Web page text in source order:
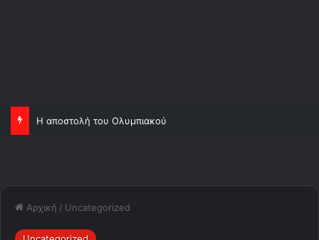
Η αποστολή του Ολυμπιακού
Αρχική / Uncategorized